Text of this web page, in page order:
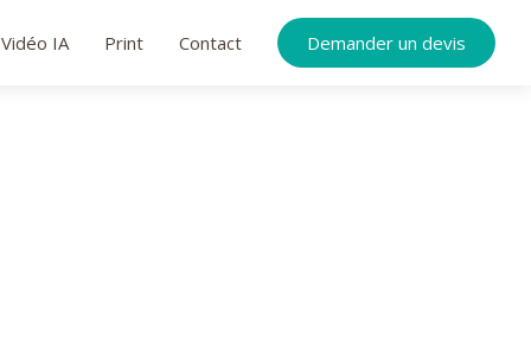
Vidéo IA Print Contact Demander un devis